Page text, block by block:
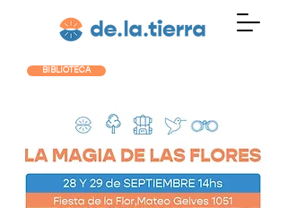
BIBLIOTECA